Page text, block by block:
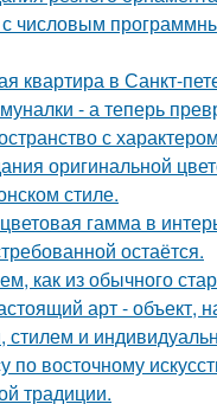
числовым
квартира в Санкт-
- а теперь
с
оригинальной
стиле.
гамма в
остаётся.
как из обычного
арт - объект,
стилем и
по восточному
традиции.